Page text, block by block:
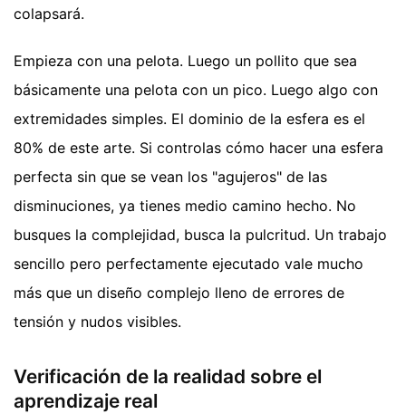
colapsará.
Empieza con una pelota. Luego un pollito que sea
básicamente una pelota con un pico. Luego algo con
extremidades simples. El dominio de la esfera es el
80% de este arte. Si controlas cómo hacer una esfera
perfecta sin que se vean los "agujeros" de las
disminuciones, ya tienes medio camino hecho. No
busques la complejidad, busca la pulcritud. Un trabajo
sencillo pero perfectamente ejecutado vale mucho
más que un diseño complejo lleno de errores de
tensión y nudos visibles.
Verificación de la realidad sobre el
aprendizaje real